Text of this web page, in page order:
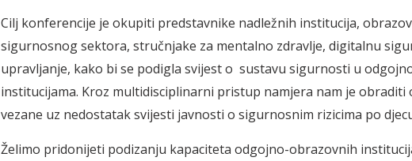
Cilj konferencije je okupiti predstavnike nadležnih institucija,
sigurnosnog sektora, stručnjake za mentalno zdravlje, digitalnu
upravljanje, kako bi se podigla svijest o sustavu sigurnosti u
institucijama. Kroz multidisciplinarni pristup namjera nam je obraditi
vezane uz nedostatak svijesti javnosti o sigurnosnim rizicima po
Želimo pridonijeti podizanju kapaciteta odgojno-obrazovnih